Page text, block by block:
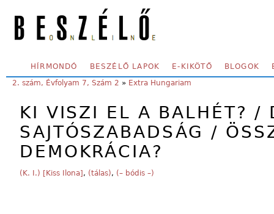
SECONDARY MENU
HÍRMONDÓ BESZÉLŐ LAPOK E-KIKÖTŐ BLOGOK
YOU ARE HERE:
2. szám, Évfolyam 7, Szám 2 » Extra Hungariam
KI VISZI EL A BALHÉT? /
SAJTÓSZABADSÁG /
DEMOKRÁCIA?
(K. I.) [Kiss Ilona], (tálas), (– bódis –)